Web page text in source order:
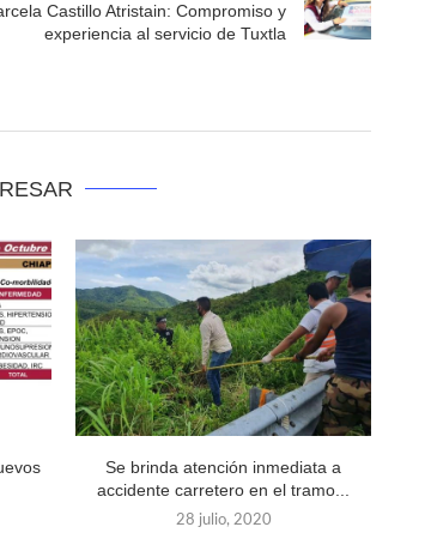
Castillo Atristain: Compromiso y
experiencia al servicio de Tuxtla
Se brinda atención inmediata a
accidente carretero en el tramo...
28 julio, 2020